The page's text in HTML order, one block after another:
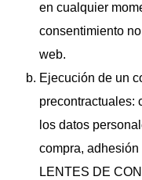
en cualquier
consentimiento
web.
Ejecución de un
precontractuales:
los datos
compra,
LENTES DE